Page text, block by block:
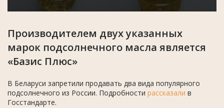
Производителем двух указанных
марок подсолнечного масла является
«Базис Плюс»
В Беларуси запретили продавать два вида популярного
подсолнечного из России. Подробности рассказали в
Госстандарте.